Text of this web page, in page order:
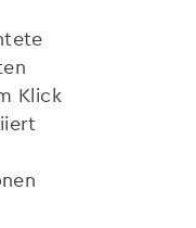
Klick